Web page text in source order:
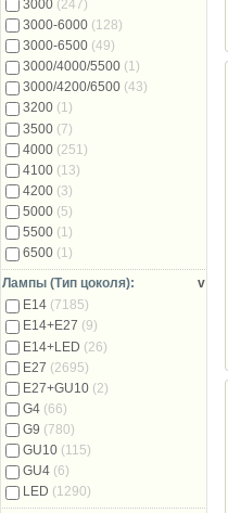
3000 (247)
3000-6000 (128)
3000-6500 (49)
3000/4000/5500 (1)
3000/4200/6500 (43)
3200 (1)
3500 (7)
4000 (251)
4100 (13)
4200 (3)
5000 (5)
5500 (1)
6500 (1)
Лампы (Тип цоколя):
v
E14 (7185)
E14+E27 (9)
E14+LED (26)
E27 (2695)
E27+GU10 (2)
G4 (66)
G9 (780)
GU10 (115)
GU4 (6)
LED (1290)